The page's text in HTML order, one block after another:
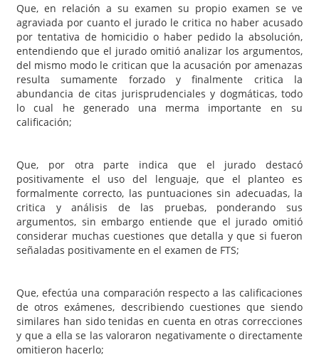
Que, en relación a su examen su propio examen se ve
agraviada por cuanto el jurado le critica no haber acusado
por tentativa de homicidio o haber pedido la absolución,
entendiendo que el jurado omitió analizar los argumentos,
del mismo modo le critican que la acusación por amenazas
resulta sumamente forzado y finalmente critica la
abundancia de citas jurisprudenciales y dogmáticas, todo
lo cual he generado una merma importante en su
calificación;
Que, por otra parte indica que el jurado destacó
positivamente el uso del lenguaje, que el planteo es
formalmente correcto, las puntuaciones sin adecuadas, la
critica y análisis de las pruebas, ponderando sus
argumentos, sin embargo entiende que el jurado omitió
considerar muchas cuestiones que detalla y que si fueron
señaladas positivamente en el examen de FTS;
Que, efectúa una comparación respecto a las calificaciones
de otros exámenes, describiendo cuestiones que siendo
similares han sido tenidas en cuenta en otras correcciones
y que a ella se las valoraron negativamente o directamente
omitieron hacerlo;